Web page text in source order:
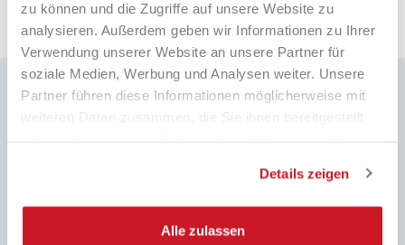
zu können und die Zugriffe auf unsere Website zu
analysieren. Außerdem geben wir Informationen zu Ihrer
Verwendung unserer Website an unsere Partner für
soziale Medien, Werbung und Analysen weiter. Unsere
Partner führen diese Informationen möglicherweise mit
Details zeigen
Alle zulassen
Pausa
Immer die besten Preise auf dem